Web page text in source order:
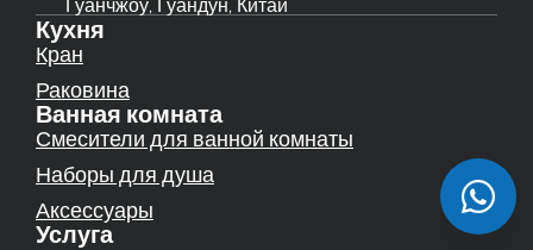
Кухня
Кран
Раковина
Ванная комната
Смесители для ванной комнаты
Наборы для душа
Аксессуары
Услуга